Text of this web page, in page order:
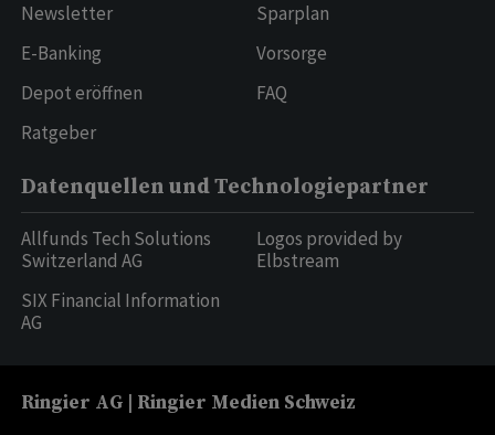
Newsletter
E-Banking
Depot eröffnen
Ratgeber
Sparplan
Vorsorge
FAQ
Datenquellen und Technologiepartner
Allfunds Tech Solutions
Switzerland AG
SIX Financial Information
AG
Logos provided by
Elbstream
Ringier AG | Ringier Medien Schweiz